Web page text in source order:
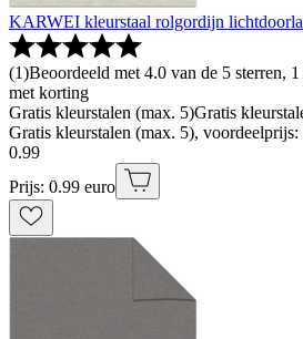
KARWEI kleurstaal rolgordijn
(1)Beoordeeld met 4.0 van de 5 sterren,
met korting
Gratis kleurstalen (max. 5)Gratis
Gratis kleurstalen (max. 5),
0.99
Prijs: 0.99 euro